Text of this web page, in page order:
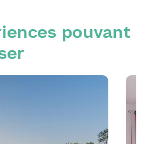
pouvant